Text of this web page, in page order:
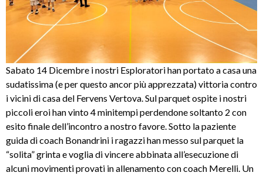
Sabato 14 Dicembre i nostri Esploratori han portato a casa una
sudatissima (e per questo ancor più apprezzata) vittoria contro
i vicini di casa del Fervens Vertova. Sul parquet ospite i nostri
piccoli eroi han vinto 4 minitempi perdendone soltanto 2 con
esito finale dell’incontro a nostro favore. Sotto la paziente
guida di coach Bonandrini i ragazzi han messo sul parquet la
“solita” grinta e voglia di vincere abbinata all’esecuzione di
alcuni movimenti provati in allenamento con coach Merelli. Un